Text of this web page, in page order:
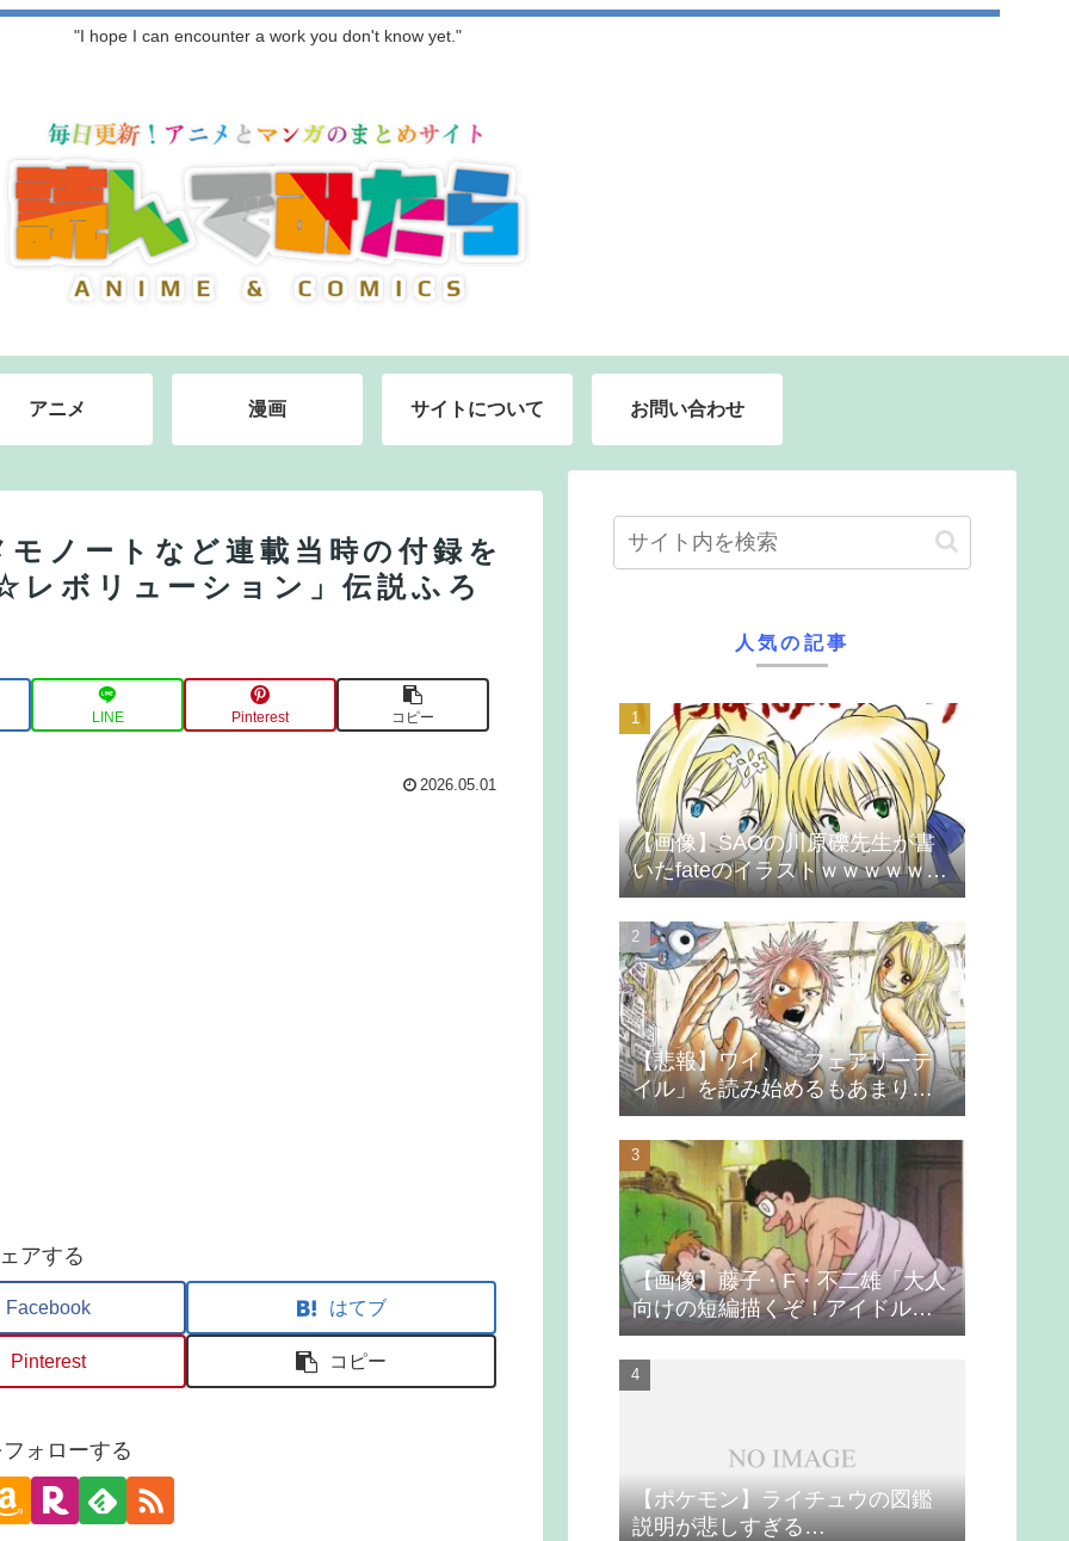
"I hope I can encounter a work you don't know yet."
アニメ 漫画 サイトについて お問い合わせ
ノートなど連載当時の付録を
ボリューション」伝説ふろ
LINE Pinterest コピー
2026.05.01
アする
Facebook はてブ
Pinterest コピー
ォローする
人気の記事
【画像】SAOの川原礫先生が書
いたfateのイラストｗｗｗｗｗｗ
ｗｗｗ
【悲報】ワイ、「フェアリーテ
イル」を読み始めるもあまりの
つまらなさに挫折する
【画像】藤子・F・不二雄「大人
向けの短編描くぞ！アイドルが
無理やり抱かれるシーン入れ
よ」
【ポケモン】ライチュウの図鑑
説明が悲しすぎる…